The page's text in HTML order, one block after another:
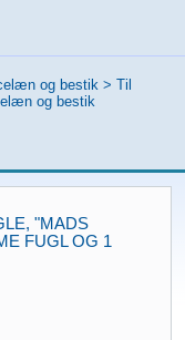
og bestik > Til
og bestik
"MADS
FUGL OG 1